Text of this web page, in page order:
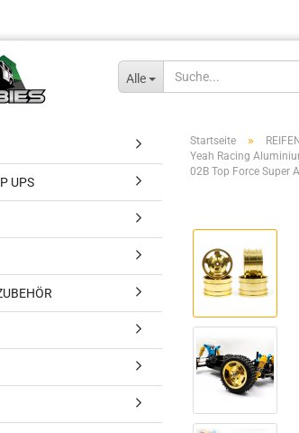
Alle
Startseite »
Yeah Racing
02B Top Force Super
UPS